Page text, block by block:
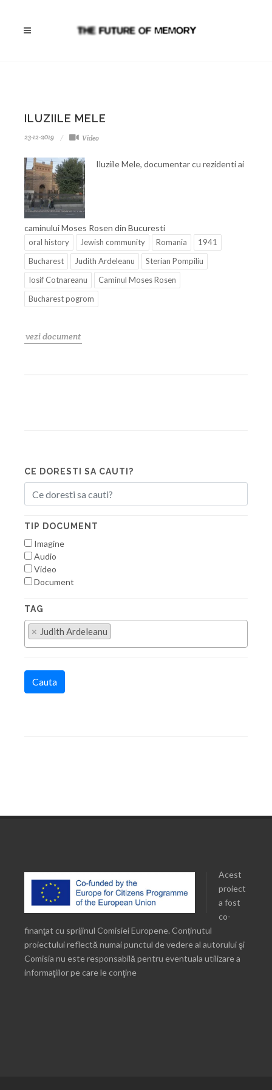
ILUZIILE MELE
23-12-2019 Video
Iluziile Mele, documentar cu rezidenti ai
caminului Moses Rosen din Bucuresti
oral history Jewish community Romania
1941
Bucharest
Judith Ardeleanu
Sterian Pompiliu
Iosif Cotnareanu
Caminul Moses Rosen
Bucharest pogrom
vezi document
CE DORESTI SA CAUTI?
TIP DOCUMENT
Imagine
Audio
Video
Document
TAG
× Judith Ardeleanu
Cauta
Acest
proiect
a fost
co-
finanţat cu sprijinul Comisiei Europene. Conținutul
proiectului reflectă numai punctul de vedere al autorului şi
Comisia nu este responsabilă pentru eventuala utilizare a
informaţiilor pe care le conţine